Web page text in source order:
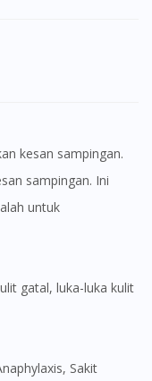
kesan sampingan.
sampingan. Ini
untuk